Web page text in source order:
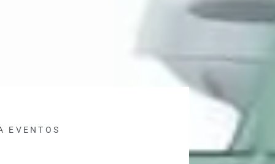
EVENTOS